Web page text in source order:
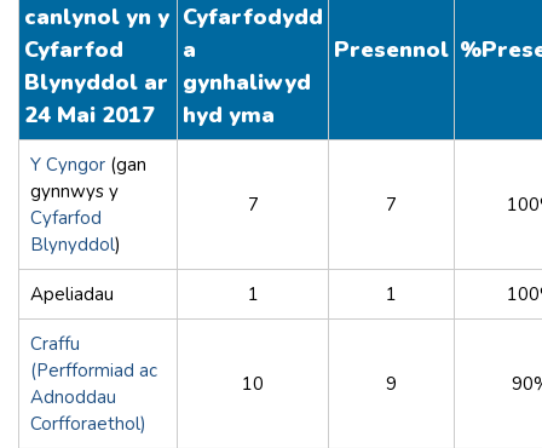
canlynol yn y
Cyfarfod
Blynyddol ar
24 Mai 2017
Cyfarfodydd
a
gynhaliwyd
hyd yma
Presennol %
Y Cyngor (gan
gynnwys y
Cyfarfod
Blynyddol)
7 7
Apeliadau 1 1
Craffu
(Perfformiad ac
Adnoddau
Corfforaethol)
10 9